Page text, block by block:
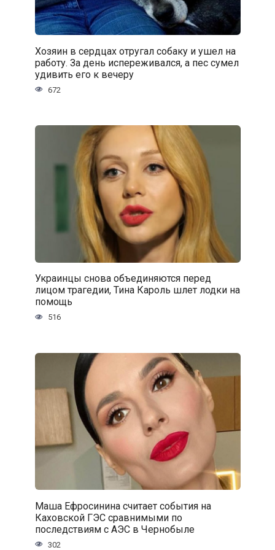
Хозяин в сердцах отругал собаку и ушел на
работу. За день испереживался, а пес сумел
удивить его к вечеру
672
Украинцы снова объединяются перед
лицом трагедии, Тина Кароль шлет лодки на
помощь
516
Маша Ефросинина считает события на
Каховской ГЭС сравнимыми по
последствиям с АЭС в Чернобыле
302